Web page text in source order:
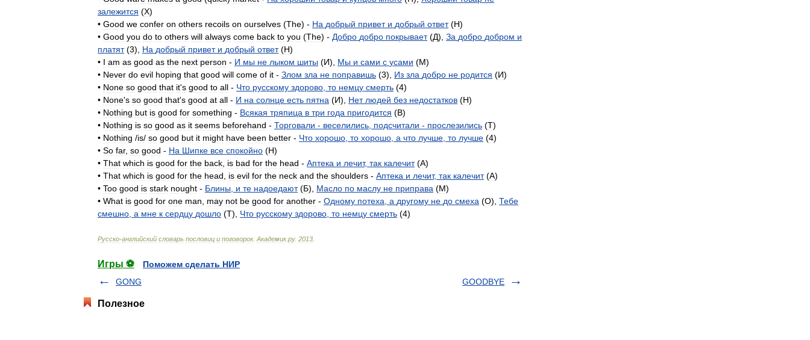
залежится (X)
• Good we confer on others recoils on ourselves (The) - На добрый привет и добрый ответ(H)
• Good you do to others will always come back to you (The) - Добро добро покрывает(Д), За добро добром и
платят(3), На добрый привет и добрый ответ(H)
• I am as good as the next person - И мы не лыком шиты (И), Мы и сами с усами (M)
• Never do evil hoping that good will come of it - Злом зла не поправишь (3), Из зла добро не родится (И)
• None so good that it's good to all - Что русскому здорово то немцу смерть (4)
• None's so good that's good at all - И на солнце есть пятна (И), Нет людей без недостатков (H)
• Nothing but is good for something - Всякая тряпица в три года пригодится (B)
• Nothing is so good as it seems beforehand - Торговали - веселились подсчитали - прослезились (T)
• Nothing /is/ so good but it might have been better - Что хорошо то хорошо а что лучше то лучше (4)
• So far, so good - На Шипке все спокойно (H)
• That which is good for the back is bad for the head - Аптека и лечит, так калечит(A)
• That which is good for the head is evil for the neck and the shoulders - Аптека и лечит, так калечит(A)
• Too good is stark nought - Блины и те надоедают(Б), Масло по маслу не приправа (M)
• What is good for one man may not be good for another - Одному потеха а другому не до смеха (O), Тебе
смешно а мне к сердцу дошло (T), Что русскому здорово то немцу смерть (4)
Русско-английский словарь пословиц и поговорок. Академик.ру. 2013
Игры ⚽
Поможем сделать НИР
GONG
GOODBYE
Полезное